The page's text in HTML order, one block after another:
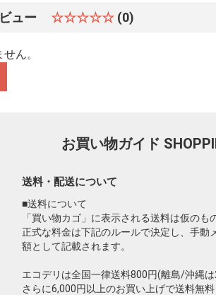
ュー ☆☆☆☆☆ (0)
ん。
お買い物ガイド
送料・配送について
■送料について
「買い物カゴ」に表示される送料は仮のも
正式な料金は下記のルールで決定し、手動
額として記載されます。
エコデリは全国一律送料800円(離島/沖縄は
さらに6,000円以上のお買い上げで送料無料